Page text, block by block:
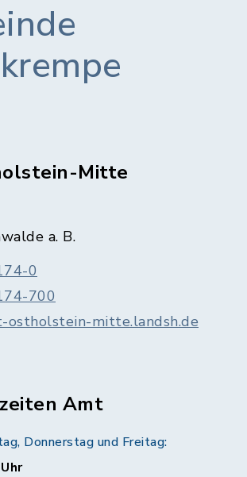
Mitte
a. B.
0
700
ostholstein-mitte.landsh.de
Amt
Donnerstag und Freitag: